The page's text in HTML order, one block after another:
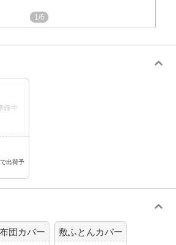
1/6
出荷予
団カバー 敷ふとんカバー